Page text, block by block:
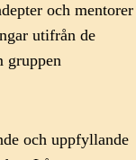
och mentorer
utifrån de
gruppen
och uppfyllande